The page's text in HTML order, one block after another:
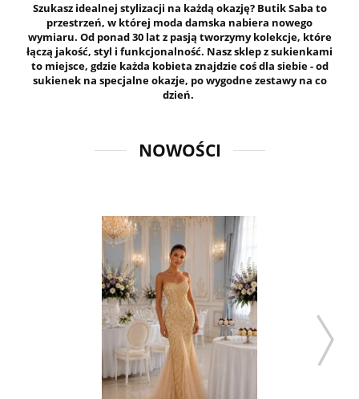
Szukasz idealnej stylizacji na każdą okazję? Butik Saba to
przestrzeń, w której moda damska nabiera nowego
wymiaru. Od ponad 30 lat z pasją tworzymy kolekcje, które
łączą jakość, styl i funkcjonalność. Nasz sklep z sukienkami
to miejsce, gdzie każda kobieta znajdzie coś dla siebie - od
sukienek na specjalne okazje, po wygodne zestawy na co
dzień.
NOWOŚCI